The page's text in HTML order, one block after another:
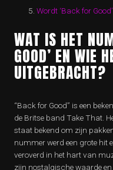
Wordt ‘Back for
WAT IS HET
GOOD’ EN WIE
UITGEBRACHT?
“Back for Good” is een
de Britse band Take That.
staat bekend om zijn
nummer werd een grote hit
veroverd in het hart van
zijn nostalgische waarde